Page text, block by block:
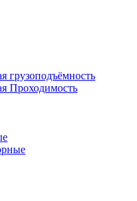
грузоподъёмность
Проходимость